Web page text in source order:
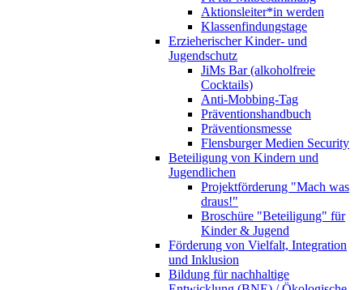
Aktionsleiter*in werden
Klassenfindungstage
Erzieherischer Kinder- und
Jugendschutz
JiMs Bar (alkoholfreie
Cocktails)
Anti-Mobbing-Tag
Präventionshandbuch
Präventionsmesse
Flensburger Medien Security
Beteiligung von Kindern und
Jugendlichen
Projektförderung "Mach was
draus!"
Broschüre "Beteiligung" für
Kinder & Jugend
Förderung von Vielfalt, Integration
und Inklusion
Bildung für nachhaltige